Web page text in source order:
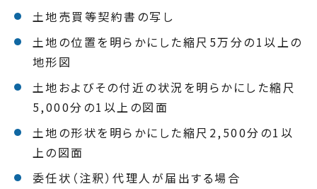
土地売買等契約書の写し
土地の位置を明らかにした縮尺5万分の1以上の
地形図
土地およびその付近の状況を明らかにした縮尺
5,000分の1以上の図面
土地の形状を明らかにした縮尺2,500分の1以
上の図面
委任状（注釈）代理人が届出する場合